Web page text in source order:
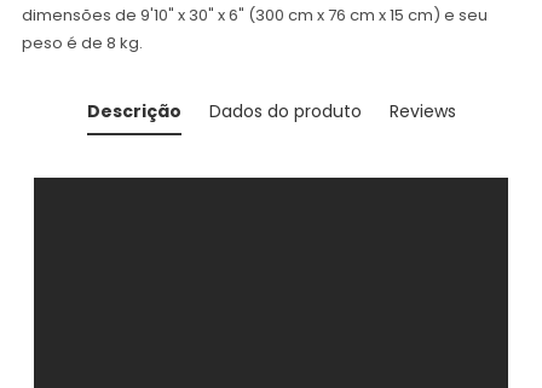
dimensões de 9'10" x 30" x 6" (300 cm x 76 cm x 15 cm) e seu
peso é de 8 kg.
Descrição Dados do produto Reviews